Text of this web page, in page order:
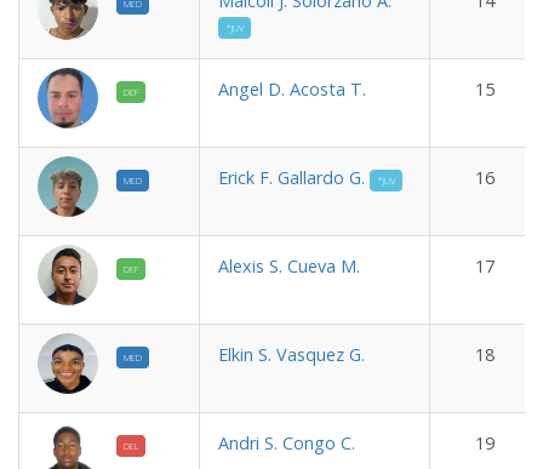
MED
*JUV
DEF Angel D. Acosta T. 15
MED Erick F. Gallardo G. *JUV 16
DEF Alexis S. Cueva M. 17
MED Elkin S. Vasquez G. 18
DEL Andri S. Congo C. 19